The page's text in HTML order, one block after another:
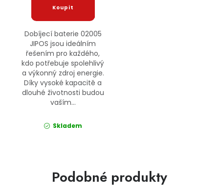
Dobíjecí baterie 02005
JIPOS jsou ideálním
řešením pro každého,
kdo potřebuje spolehlivý
a výkonný zdroj energie.
Díky vysoké kapacitě a
dlouhé životnosti budou
vaším...
Skladem
Podobné produkty